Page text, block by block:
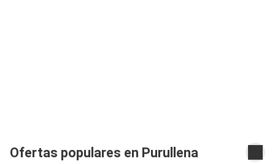
Ofertas populares en Purullena